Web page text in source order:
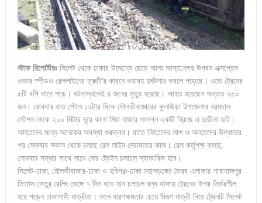
স্টাফ রিপোর্টারঃসিলেট থেকে ঢাকার উদ্দেশ্যে ছেড়ে আসা আন্ত:নগর উপবন এক্সপ্রেস
ওভার স্পীডও রেললাইনের ত্রুটি’র কারনে ভয়াবহ দুর্ঘটনার কবলে পড়েছে। এতে ট্রেনের
৫টি বগি খাদে পড়ে। ঘটনাস্থলেই ৪ জনের মৃত্যু হয়েছে। আহত হয়েছেন অন্তত ২৫০
জন। রোববার রাত পৌনে ১২টার দিকে মৌলভীবাজারের কুলাউড়া উপজেলার বরমচাল
স্টেশন থেকে ২০০ মিটার দূরে কালা মিয়া বাজার সংলগ্ন একটি ব্রিজে এ দুর্ঘটনা ঘটে।
আহতদের মধ্যে অনেকের অবস্থা গুরুত্বর। রাতে নিহতদের লাশ ও আহতদের উদ্ধারের
পর সোমবার সকাল থেকে চলছে রেল লাইন মেরামতের কাজ। রেল কর্তৃপক্ষ বলছে,
সোমবার সন্ধার সাথে সাথে ফের ট্রেইন চলাচল স্বাভাবিক হবে।
সিলেট-ঢাকা, মৌলভীবাজার-ঢাকা ও হবিগঞ্জ-ঢাকা মহাসড়কের ভৈরব এলাকায় শাবাহাজপুর
তিতাস সেতুর রেলিং ভেঙ্গে ৭ দিন ধওে যান চলাচল বন্ধ থাকায় ট্রেনের উপর নির্ভরশীল
হয়ে পড়েন ঢাকাগামী যাত্রীরা। ফলে ধারণক্ষমতার চেয়ে দিগুণ যাত্রী নিয়ে ট্রেনটি সিলেট